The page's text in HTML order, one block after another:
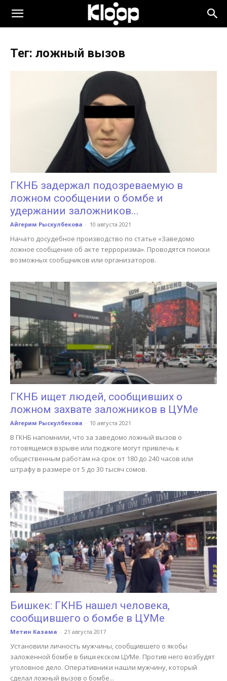
KLOOP.KG
Тег: ложный вызов
ГКНБ задержал подозреваемую в
ложном сообщении о бомбе и
удержании заложников...
Айгерим Рыскулбекова - 10 августа 2021
Начато досудебное производство по статье «Заведомо
ложное сообщение об акте терроризма». Проводятся поиски
возможных сообщников или организаторов.
ГКНБ ищет людей, сообщивших о
ложном захвате заложников в ЦУМе
Айгерим Рыскулбекова - 10 августа 2021
В ГКНБ напомнили, что за заведомо ложный вызов о
готовящемся взрыве или поджоге могут привлечь к
общественным работам на срок от 180 до 240 часов или
штрафу в размере от 5 до 30 тысяч сомов.
Бишкек: ГКНБ нашел человека,
сообщившего о бомбе в ЦУМе
Метин Казама - 21 августа 2017
Установили личность мужчины, сообщившего о якобы
заложенной бомбе в бишкекском ЦУМе. Против него возбудят
уголовное дело. Оперативники нашли мужчину, который
сделал ложный вызов о бомбе...